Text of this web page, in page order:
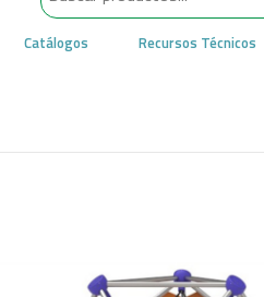
Catálogos Recursos Técnicos